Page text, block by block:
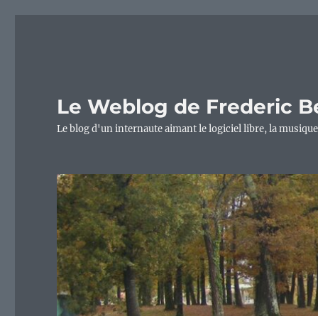
Le Weblog de Frederic
Le blog d'un internaute aimant le logiciel libre, la